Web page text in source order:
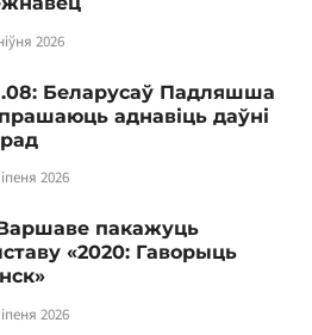
2026
Беларусаў Падляшша
аднавіць даўні
2026
пакажуць
«2020: Гаворыць
2026